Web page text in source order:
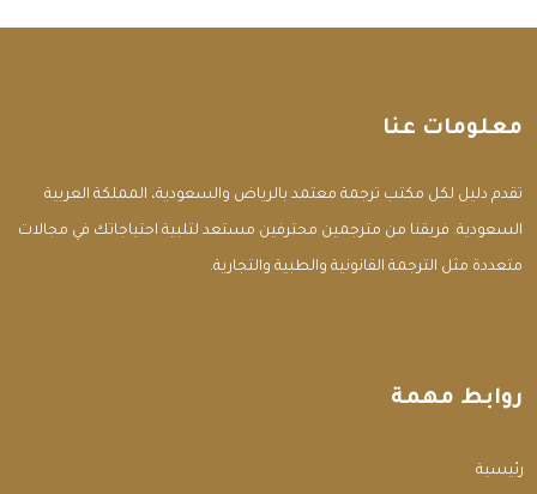
معلومات عنا
تقدم دليل لكل مكتب ترجمة معتمد بالرياض والسعودية، المملكة العربية
السعودية. فريقنا من مترجمين محترفين مستعد لتلبية احتياجاتك في مجالات
متعددة مثل الترجمة القانونية والطبية والتجارية.
روابط مهمة
الرئيسية